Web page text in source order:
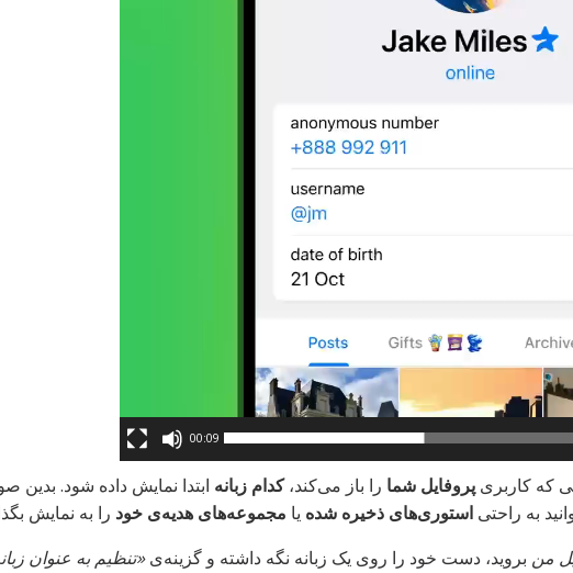
00:09
که کاربری پروفایل شما را باز می‌کند،کدام زبانه ابتدا نمایش داده شود. بدین
به راحتی استوری‌های ذخیره شده یا مجموعه‌های هدیه‌ی خود را به نمایش
من بروید، دست خود را روی یک زبانه نگه داشته و گزینه‌ی«تنظیم به عنوان